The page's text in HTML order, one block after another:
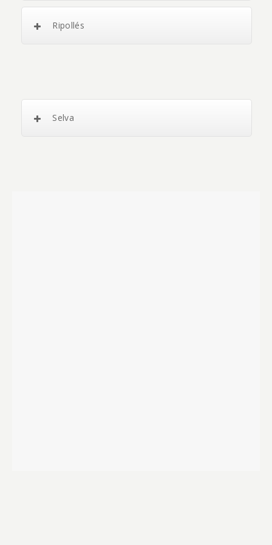
Ripollés
Selva